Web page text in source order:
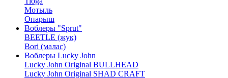
Мотыль
Опарыш
Воблеры "Sprut"
BEETLE (жук)
Bori (малас)
Воблеры Lucky John
Lucky John Original BULLHEAD
Lucky John Original SHAD CRAFT